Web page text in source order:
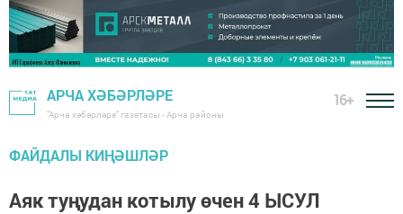
АРЧА ХӘБӘРЛӘРЕ
"Арча хәбәрләре" газетасы - Арча районы
16+
ФАЙДАЛЫ КИҢӘШЛӘР
Аяк туңудан котылу өчен 4 ЫСУЛ